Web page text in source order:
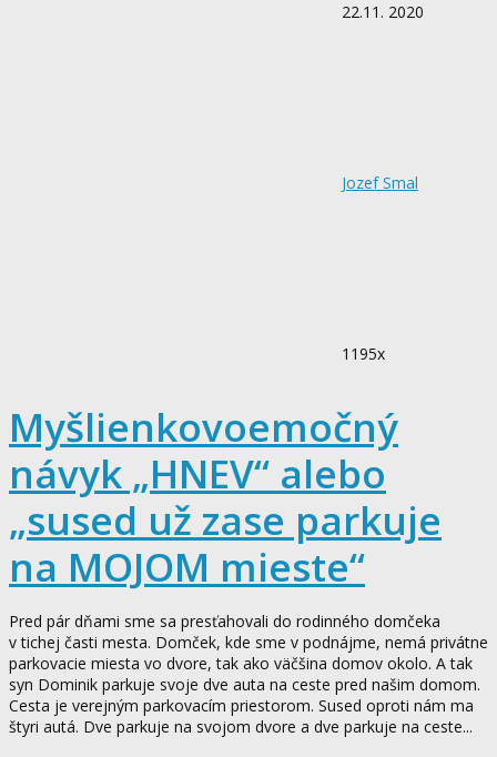
22.11. 2020
Jozef Smal
1195x
Myšlienkovoemočný
návyk „HNEV“ alebo
„sused už zase parkuje
na MOJOM mieste“
Pred pár dňami sme sa presťahovali do rodinného domčeka
v tichej časti mesta. Domček, kde sme v podnájme, nemá privátne
parkovacie miesta vo dvore, tak ako väčšina domov okolo. A tak
syn Dominik parkuje svoje dve auta na ceste pred našim domom.
Cesta je verejným parkovacím priestorom. Sused oproti nám ma
štyri autá. Dve parkuje na svojom dvore a dve parkuje na ceste...